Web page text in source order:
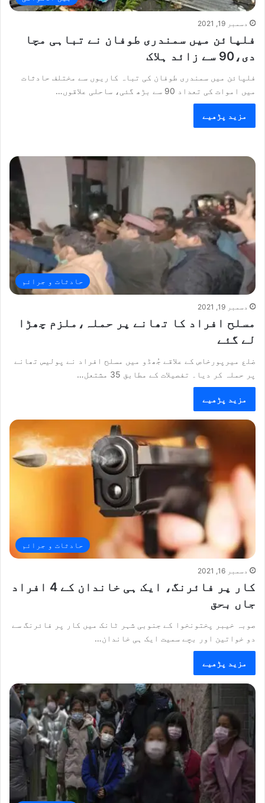
دسمبر 19, 2021
فلپائن میں سمندری طوفان نے تباہی مچا
دی،90 سے زائد ہلاک
فلپائن میں سمندری طوفان کی تباہ کاریوں سے مختلف حادثات
میں اموات کی تعداد 90 سے بڑھ گئی، ساحلی علاقوں…
مزید پڑھیے
حادثات و جرائم
دسمبر 19, 2021
مسلح افراد کا تھانے پر حملہ،ملزم چھڑا
لے گئے
ضلع میرپورخاص کے علاقے جُھڈو میں مسلح افراد نے پولیس تھانے
پر حملہ کر دیا۔ تفصیلات کے مطابق 35 مشتعل…
مزید پڑھیے
حادثات و جرائم
دسمبر 16, 2021
کار پر فائرنگ، ایک ہی خاندان کے 4 افراد
جاں بحق
صوبہ خیبر پختونخوا کے جنوبی شہر ٹانک میں کار پر فائرنگ سے
دو خواتین اور بچے سمیت ایک ہی خاندان…
مزید پڑھیے